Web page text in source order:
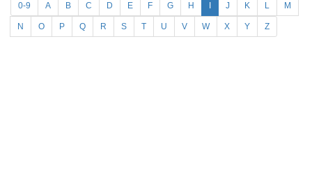
0-9 A B C D E F G H J K L M
N O P Q R S T U V W X Y Z